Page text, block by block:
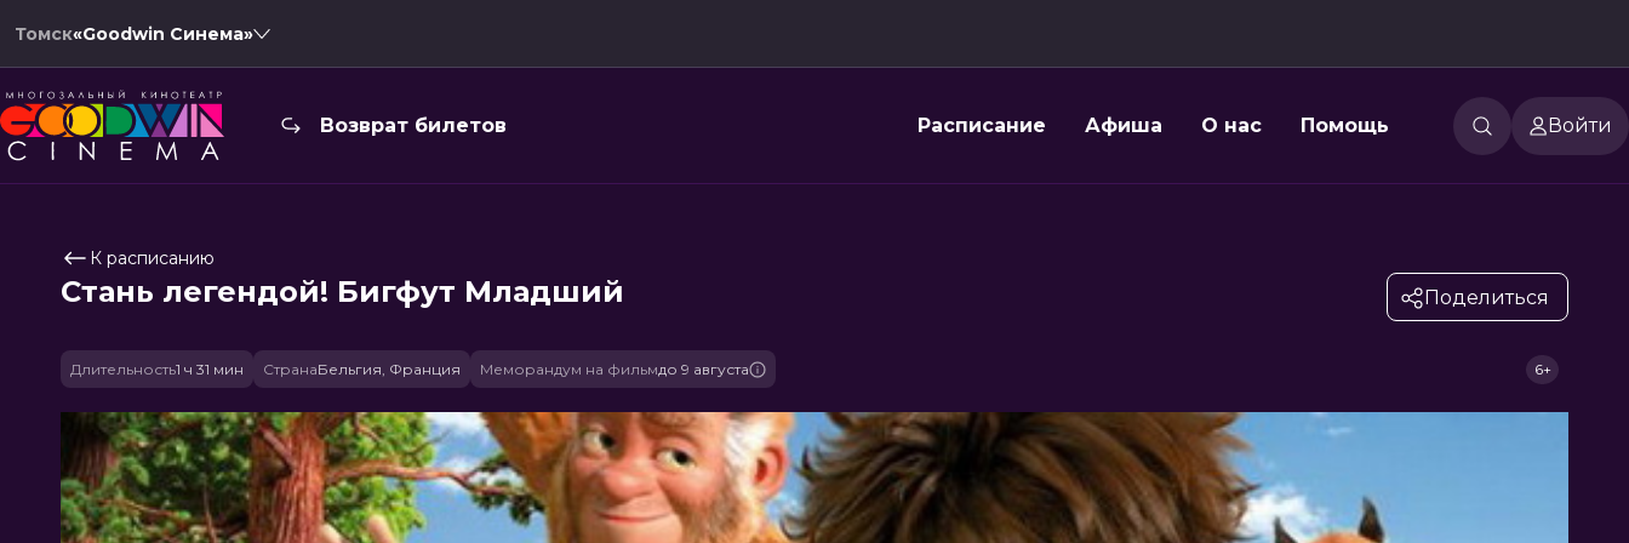
Томск«Goodwin Синема»
Возврат билетов Расписание Афиша О нас Помощь Войти
К расписанию
Стань легендой! Бигфут Младший Поделиться
Длительность1 ч 31 мин СтранаБельгия, Франция Меморандум на фильмдо 9 августа 6+